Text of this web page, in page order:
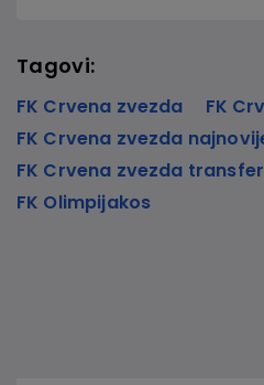
Tagovi:
FK Crvena zvezda
FK
FK Crvena zvezda
FK Crvena zvezda
FK Olimpijakos